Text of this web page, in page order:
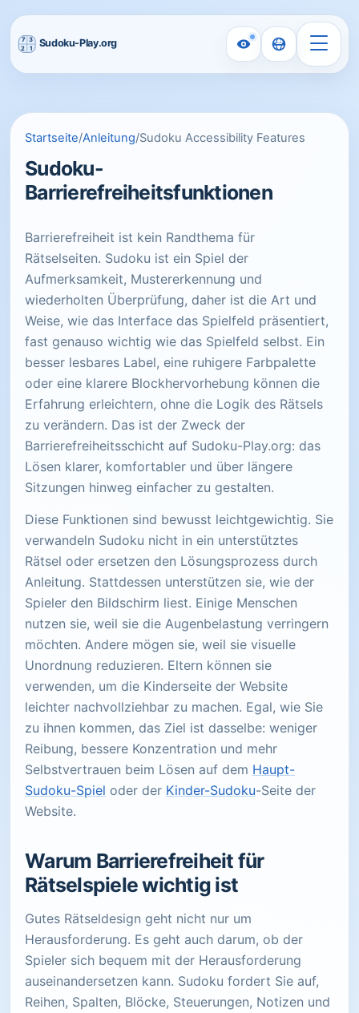
Startseite/Anleitung/Sudoku Accessibility Features
Sudoku-
Barrierefreiheitsfunktionen
Barrierefreiheit ist kein Randthema für
Rätselseiten. Sudoku ist ein Spiel der
Aufmerksamkeit, Mustererkennung und
wiederholten Überprüfung, daher ist die Art und
Weise, wie das Interface das Spielfeld präsentiert,
fast genauso wichtig wie das Spielfeld selbst. Ein
besser lesbares Label, eine ruhigere Farbpalette
oder eine klarere Blockhervorhebung können die
Erfahrung erleichtern, ohne die Logik des Rätsels
zu verändern. Das ist der Zweck der
Barrierefreiheitsschicht auf Sudoku-Play.org: das
Lösen klarer, komfortabler und über längere
Sitzungen hinweg einfacher zu gestalten.
Diese Funktionen sind bewusst leichtgewichtig. Sie
verwandeln Sudoku nicht in ein unterstütztes
Rätsel oder ersetzen den Lösungsprozess durch
Anleitung. Stattdessen unterstützen sie, wie der
Spieler den Bildschirm liest. Einige Menschen
nutzen sie, weil sie die Augenbelastung verringern
möchten. Andere mögen sie, weil sie visuelle
Unordnung reduzieren. Eltern können sie
verwenden, um die Kinderseite der Website
leichter nachvollziehbar zu machen. Egal, wie Sie
zu ihnen kommen, das Ziel ist dasselbe: weniger
Reibung, bessere Konzentration und mehr
Selbstvertrauen beim Lösen auf dem Haupt-
Sudoku-Spiel oder der Kinder-Sudoku-Seite der
Website.
Warum Barrierefreiheit für
Rätselspiele wichtig ist
Gutes Rätseldesign geht nicht nur um
Herausforderung. Es geht auch darum, ob der
Spieler sich bequem mit der Herausforderung
auseinandersetzen kann. Sudoku fordert Sie auf,
Reihen, Spalten, Blöcke, Steuerungen, Notizen und